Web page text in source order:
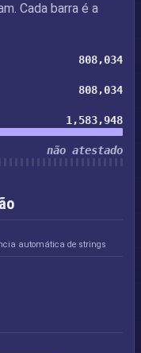
Cada barra é a
808,034
808,034
1,583,948
não atestado
automática de strings